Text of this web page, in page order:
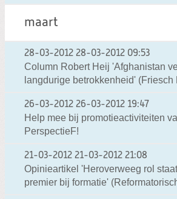
maart
28-03-2012 28-03-2012 09:53
Column Robert Heij 'Afghanistan
langdurige betrokkenheid' (Friesch
26-03-2012 26-03-2012 19:47
Help mee bij promotieactiviteiten
PerspectieF!
21-03-2012 21-03-2012 21:08
Opinieartikel 'Heroverweeg rol
premier bij formatie'